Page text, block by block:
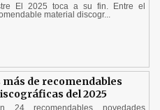
El 2025 toca a su fin. Entre el
material discogr...
más de recomendables
del 2025
24 recomendables novedades